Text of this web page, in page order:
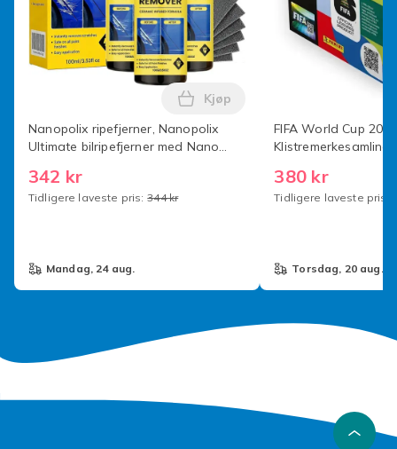
Nanopolix ripefjerner, Nanopolix
Ultimate bilripefjerner med Nano
342 kr
Tidligere laveste pris: 344 kr
Legg Nanopolix ripefjerner,
Kjøp
mandag, 24 aug.
FIFA World Cup 2026
Klistremerkesamling
stk [Bokssett] x50-
380 kr
Tidligere laveste pris:
torsdag, 20 aug.